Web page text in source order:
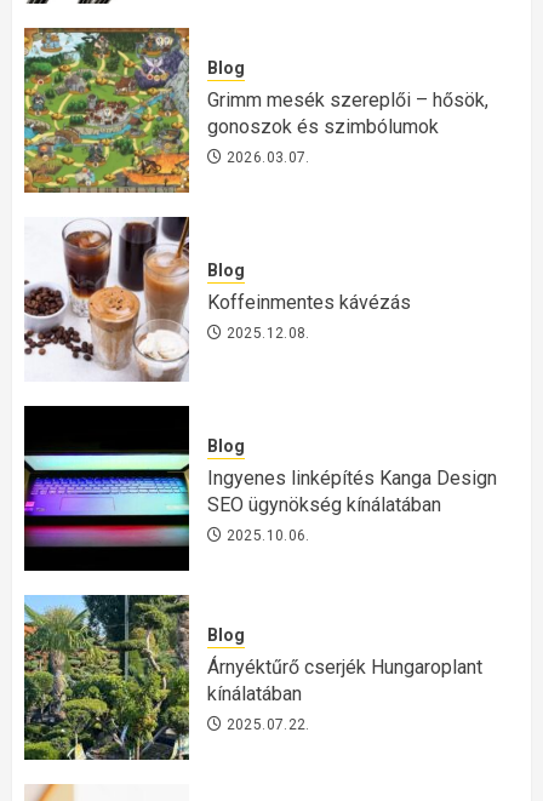
Blog
Grimm mesék szereplői – hősök,
gonoszok és szimbólumok
2026.03.07.
Blog
Koffeinmentes kávézás
2025.12.08.
Blog
Ingyenes linképítés Kanga Design
SEO ügynökség kínálatában
2025.10.06.
Blog
Árnyéktűrő cserjék Hungaroplant
kínálatában
2025.07.22.